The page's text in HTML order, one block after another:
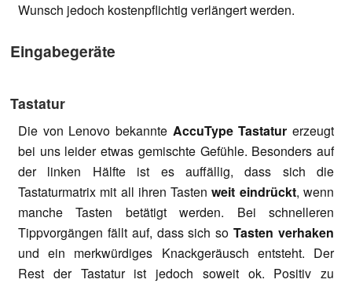
Wunsch jedoch kostenpflichtig verlängert werden.
Eingabegeräte
Tastatur
Die von Lenovo bekannte AccuType Tastatur erzeugt
bei uns leider etwas gemischte Gefühle. Besonders auf
der linken Hälfte ist es auffällig, dass sich die
Tastaturmatrix mit all ihren Tastenweit eindrückt, wenn
manche Tasten betätigt werden. Bei schnelleren
Tippvorgängen fällt auf, dass sich soTasten verhaken
und ein merkwürdiges Knackgeräusch entsteht. Der
Rest der Tastatur ist jedoch soweit ok. Positiv zu